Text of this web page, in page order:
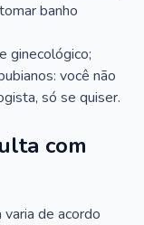
banho
ginecológico;
você não
só se quiser.
com
de acordo